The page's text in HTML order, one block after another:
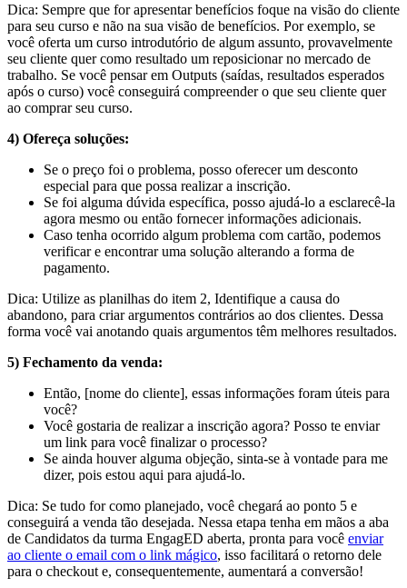
Dica: Sempre que for apresentar benefícios foque na visão do cliente
para seu curso e não na sua visão de benefícios. Por exemplo, se
você oferta um curso introdutório de algum assunto, provavelmente
seu cliente quer como resultado um reposicionar no mercado de
trabalho. Se você pensar em Outputs (saídas, resultados esperados
após o curso) você conseguirá compreender o que seu cliente quer
ao comprar seu curso.
4) Ofereça soluções:
Se o preço foi o problema, posso oferecer um desconto
especial para que possa realizar a inscrição.
Se foi alguma dúvida específica, posso ajudá-lo a esclarecê-la
agora mesmo ou então fornecer informações adicionais.
Caso tenha ocorrido algum problema com cartão, podemos
verificar e encontrar uma solução alterando a forma de
pagamento.
Dica: Utilize as planilhas do item 2, Identifique a causa do
abandono, para criar argumentos contrários ao dos clientes. Dessa
forma você vai anotando quais argumentos têm melhores resultados.
5) Fechamento da venda:
Então, [nome do cliente], essas informações foram úteis para
você?
Você gostaria de realizar a inscrição agora? Posso te enviar
um link para você finalizar o processo?
Se ainda houver alguma objeção, sinta-se à vontade para me
dizer, pois estou aqui para ajudá-lo.
Dica: Se tudo for como planejado, você chegará ao ponto 5 e
conseguirá a venda tão desejada. Nessa etapa tenha em mãos a aba
de Candidatos da turma EngagED aberta, pronta para você enviar
ao cliente o email com o link mágico, isso facilitará o retorno dele
para o checkout e, consequentemente, aumentará a conversão!